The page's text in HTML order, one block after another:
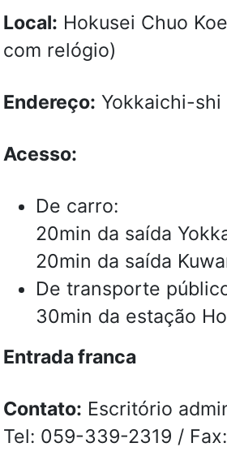
Local: Hokusei Chuo
com relógio)
Endereço: Yokkaichi-
Acesso:
De carro:
20min da saída
20min da saída
De transporte
30min da estação
Entrada franca
Contato: Escritório
Tel: 059-339-2319 /